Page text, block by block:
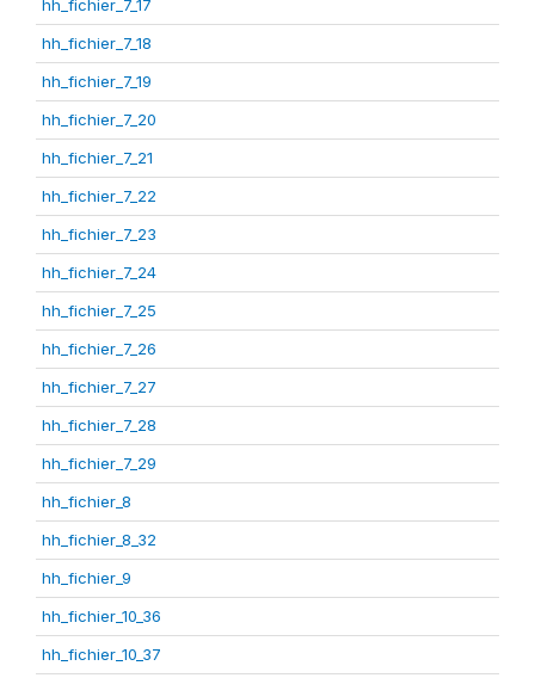
hh_fichier_7_17
hh_fichier_7_18
hh_fichier_7_19
hh_fichier_7_20
hh_fichier_7_21
hh_fichier_7_22
hh_fichier_7_23
hh_fichier_7_24
hh_fichier_7_25
hh_fichier_7_26
hh_fichier_7_27
hh_fichier_7_28
hh_fichier_7_29
hh_fichier_8
hh_fichier_8_32
hh_fichier_9
hh_fichier_10_36
hh_fichier_10_37